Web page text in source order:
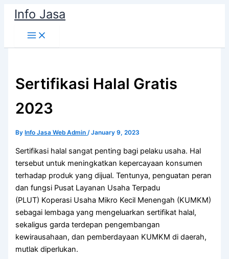
Skip
content
Info Jasa
Sertifikasi Halal Gratis
2023
By Info Jasa Web Admin/January 9, 2023
Sertifikasi halal sangat penting bagi pelaku usaha. Hal
tersebut untuk meningkatkan kepercayaan konsumen
terhadap produk yang dijual. Tentunya, penguatan peran
dan fungsi Pusat Layanan Usaha Terpadu
(PLUT) Koperasi Usaha Mikro Kecil Menengah (KUMKM)
sebagai lembaga yang mengeluarkan sertifikat halal,
sekaligus garda terdepan pengembangan
kewirausahaan, dan pemberdayaan KUMKM di daerah,
mutlak diperlukan.